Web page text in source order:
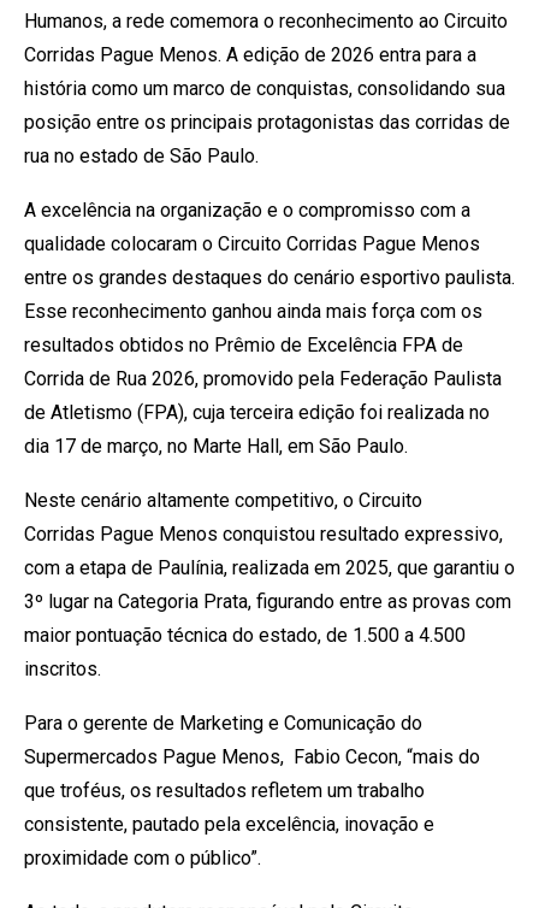
Humanos, a rede comemora o reconhecimento ao Circuito
Corridas Pague Menos. A edição de 2026 entra para a
história como um marco de conquistas, consolidando sua
posição entre os principais protagonistas das corridas de
rua no estado de São Paulo.
A excelência na organização e o compromisso com a
qualidade colocaram o Circuito Corridas Pague Menos
entre os grandes destaques do cenário esportivo paulista.
Esse reconhecimento ganhou ainda mais força com os
resultados obtidos no Prêmio de Excelência FPA de
Corrida de Rua 2026, promovido pela Federação Paulista
de Atletismo (FPA), cuja terceira edição foi realizada no
dia 17 de março, no Marte Hall, em São Paulo.
Neste cenário altamente competitivo, o Circuito
Corridas Pague Menos conquistou resultado expressivo,
com a etapa de Paulínia, realizada em 2025, que garantiu o
3º lugar na Categoria Prata, figurando entre as provas com
maior pontuação técnica do estado, de 1.500 a 4.500
inscritos.
Para o gerente de Marketing e Comunicação do
Supermercados Pague Menos, Fabio Cecon, “mais do
que troféus, os resultados refletem um trabalho
consistente, pautado pela excelência, inovação e
proximidade com o público”.